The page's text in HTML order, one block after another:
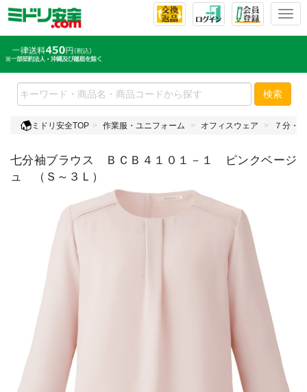
T
l
e
n
v
g
検索
ミドリ安全TOP 作業服・ユニフォーム オフィスウェア ７分・
七分袖ブラウス ＢＣＢ４１０１－１ ピンクベージ
ュ （Ｓ～３Ｌ）